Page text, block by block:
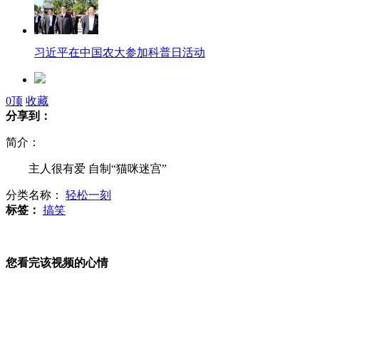
习近平在中国农大参加科普日活动
英王妃度假遭偷拍 半身裸照引风波
"登月第一人"阿姆斯特朗葬入大西洋
0顶 收藏
分享到：
简介：
主人很有爱 自制“猫咪迷宫”
分类名称： 轻松一刻
标签： 搞笑
您看完该视频的心情